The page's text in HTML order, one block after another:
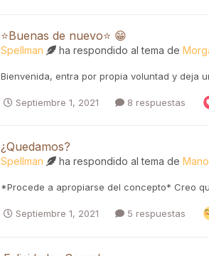
⭐Buenas de nuevo⭐ 😁
Spellman ha respondido al tema de
Bienvenida, entra por propia voluntad y deja
Septiembre 1, 2021 8 respuestas
¿Quedamos?
Spellman ha respondido al tema de
*Procede a apropiarse del concepto* Creo
Septiembre 1, 2021 5 respuestas